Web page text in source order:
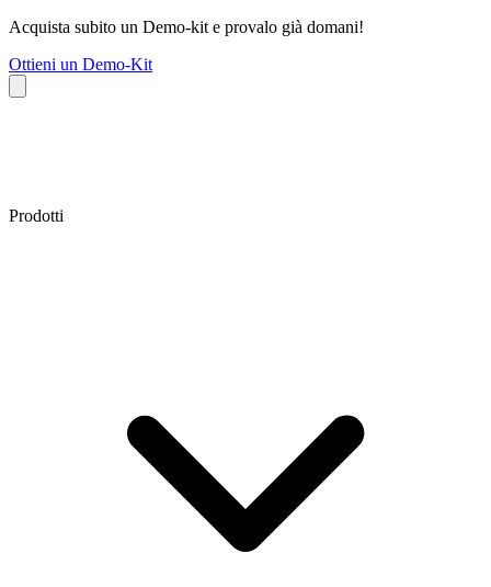
Acquista subito un Demo-kit e provalo già domani!
Ottieni un Demo-Kit
Prodotti